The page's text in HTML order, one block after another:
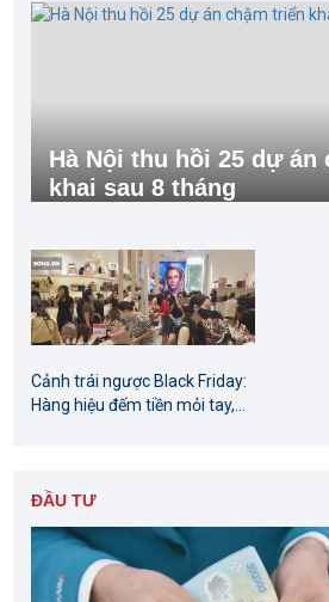
Hà Nội thu hồi 25 dự án
khai sau 8 tháng
Cảnh trái ngược Black Friday:
Hàng hiệu đếm tiền mỏi tay,...
ĐẦU TƯ